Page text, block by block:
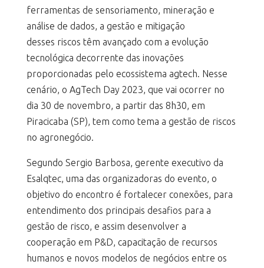
ferramentas de sensoriamento, mineração e
análise de dados, a gestão e mitigação
desses riscos têm avançado com a evolução
tecnológica decorrente das inovações
proporcionadas pelo ecossistema agtech. Nesse
cenário, o AgTech Day 2023, que vai ocorrer no
dia 30 de novembro, a partir das 8h30, em
Piracicaba (SP), tem como tema a gestão de riscos
no agronegócio.
Segundo Sergio Barbosa, gerente executivo da
Esalqtec, uma das organizadoras do evento, o
objetivo do encontro é fortalecer conexões, para
entendimento dos principais desafios para a
gestão de risco, e assim desenvolver a
cooperação em P&D, capacitação de recursos
humanos e novos modelos de negócios entre os